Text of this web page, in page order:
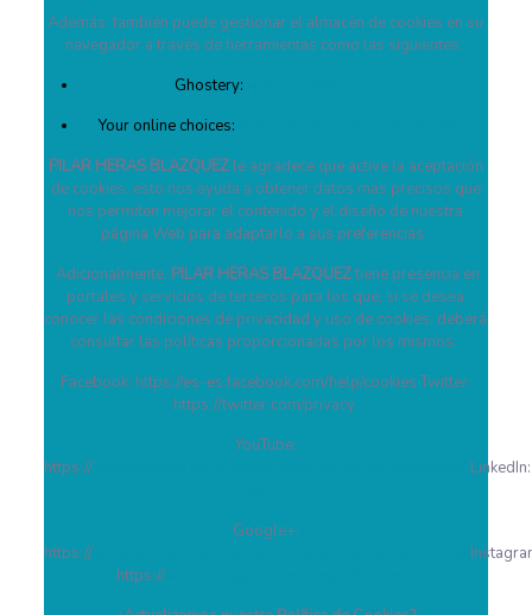
Además, también puede gestionar el almacén de cookies en su
navegador a través de herramientas como las siguientes:
Ghostery:
Your online choices:
PILAR HERAS BLAZQUEZ le agradece que active la aceptación
de cookies, esto nos ayuda a obtener datos más precisos que
nos permiten mejorar el contenido y el diseño de nuestra
página Web para adaptarlo a sus preferencias.
Adicionalmente, PILAR HERAS BLAZQUEZtiene presencia en
portales y servicios de terceros para los que, si se desea
conocer las condiciones de privacidad y uso de cookies, deberá
consultar las políticas proporcionadas por los mismos:
Facebook: https://es-es.facebook.com/help/cookies Twitter:
https://twitter.com/privacy
YouTube:
https://www.google.es/intl/es/policies/technologies/cookies/
Google+:
https://www.google.es/intl/es/policies/technologies/cookies/
https://www.instagram.com/legal/cookies/